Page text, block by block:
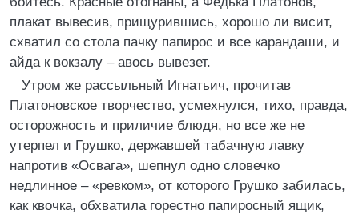
плакат вывесив, прищурившись, хорошо ли висит,
схватил со стола пачку папирос и все карандаши, и
айда к вокзалу – авось вывезет.
Утром же рассыльный Игнатьич, прочитав
Платоновское творчество, усмехнулся, тихо, правда,
осторожность и приличие блюдя, но все же не
утерпел и Грушко, державшей табачную лавку
напротив «Освага», шепнул одно словечко
недлинное – «ревком», от которого Грушко забилась,
как квочка, обхватила горестно папиросный ящик,